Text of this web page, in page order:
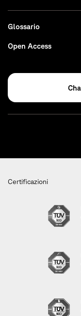
Glossario
Open Access
Certificazioni